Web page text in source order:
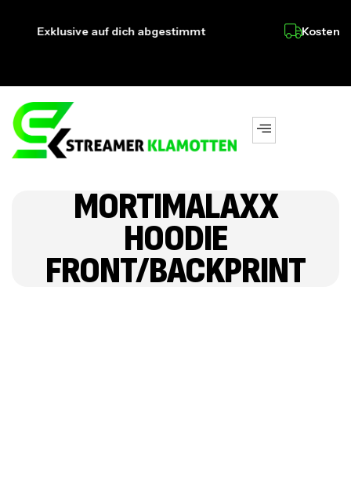
Exklusive auf dich abgestimmt
MORTIMALAXX
HOODIE
FRONT/BACKPRINT